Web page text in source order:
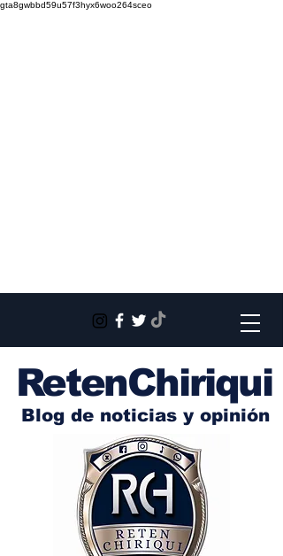
gta8gwbbd59u57f3hyx6woo264sceo
RetenChiriqui
Blog de noticias y opinión